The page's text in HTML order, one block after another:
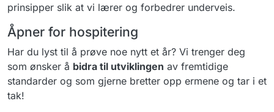
prinsipper slik at vi lærer og forbedrer underveis.​​
Åpner for hospitering
Har du lyst til å prøve noe nytt et år? Vi trenger deg
som ønsker å bidra til utviklingen av fremtidige
standarder og som gjerne bretter opp ermene og tar i et
tak! ​​